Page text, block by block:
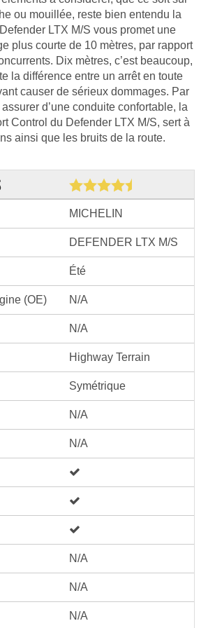
ou mouillée, reste bien entendu la
LTX M/S vous promet une
plus courte de 10 mètres, par rapport
Dix mètres, c’est beaucoup,
la différence entre un arrêt en toute
causer de sérieux dommages. Par
d’une conduite confortable, la
Control du Defender LTX M/S, sert à
ainsi que les bruits de la route.
MICHELIN
DEFENDER LTX M/S
Été
(OE) N/A
N/A
Highway Terrain
Symétrique
N/A
N/A
N/A
N/A
N/A